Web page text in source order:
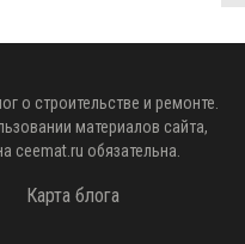
о строительстве и ремонте.
материалов сайта,
ceemat.ru обязательна.
Карта блога